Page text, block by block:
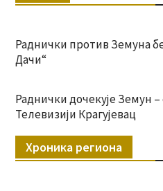
Раднички против Земуна
Дачи“
Раднички дочекује Земун
Телевизији Крагујевац
Хроника региона